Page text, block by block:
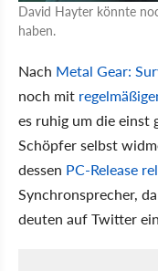
David Hayter könnte
haben.
Nach Metal Gear:
noch mit
es ruhig um die einst
Schöpfer selbst
dessen PC-Release
Synchronsprecher,
deuten auf Twitter